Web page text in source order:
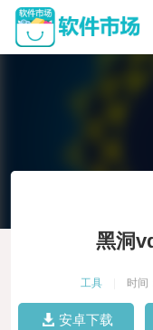
黑洞
工具 时间
安卓下载